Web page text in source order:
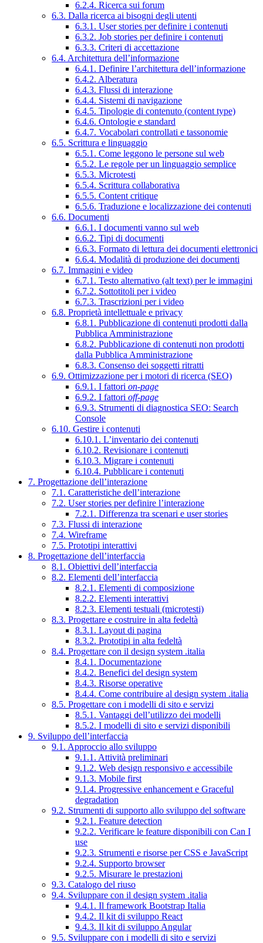
6.2.4. Ricerca sui forum
6.3. Dalla ricerca ai bisogni degli utenti
6.3.1. User stories per definire i contenuti
6.3.2. Job stories per definire i contenuti
6.3.3. Criteri di accettazione
6.4. Architettura dell’informazione
6.4.1. Definire l’architettura dell’informazione
6.4.2. Alberatura
6.4.3. Flussi di interazione
6.4.4. Sistemi di navigazione
6.4.5. Tipologie di contenuto (content type)
6.4.6. Ontologie e standard
6.4.7. Vocabolari controllati e tassonomie
6.5. Scrittura e linguaggio
6.5.1. Come leggono le persone sul web
6.5.2. Le regole per un linguaggio semplice
6.5.3. Microtesti
6.5.4. Scrittura collaborativa
6.5.5. Content critique
6.5.6. Traduzione e localizzazione dei contenuti
6.6. Documenti
6.6.1. I documenti vanno sul web
6.6.2. Tipi di documenti
6.6.3. Formato di lettura dei documenti elettronici
6.6.4. Modalità di produzione dei documenti
6.7. Immagini e video
6.7.1. Testo alternativo (alt text) per le immagini
6.7.2. Sottotitoli per i video
6.7.3. Trascrizioni per i video
6.8. Proprietà intellettuale e privacy
6.8.1. Pubblicazione di contenuti prodotti dalla
Pubblica Amministrazione
6.8.2. Pubblicazione di contenuti non prodotti
dalla Pubblica Amministrazione
6.8.3. Consenso dei soggetti ritratti
6.9. Ottimizzazione per i motori di ricerca (SEO)
6.9.1. I fattori on-page
6.9.2. I fattori off-page
6.9.3. Strumenti di diagnostica SEO: Search
Console
6.10. Gestire i contenuti
6.10.1. L’inventario dei contenuti
6.10.2. Revisionare i contenuti
6.10.3. Migrare i contenuti
6.10.4. Pubblicare i contenuti
7. Progettazione dell’interazione
7.1. Caratteristiche dell’interazione
7.2. User stories per definire l’interazione
7.2.1. Differenza tra scenari e user stories
7.3. Flussi di interazione
7.4. Wireframe
7.5. Prototipi interattivi
8. Progettazione dell’interfaccia
8.1. Obiettivi dell’interfaccia
8.2. Elementi dell’interfaccia
8.2.1. Elementi di composizione
8.2.2. Elementi interattivi
8.2.3. Elementi testuali (microtesti)
8.3. Progettare e costruire in alta fedeltà
8.3.1. Layout di pagina
8.3.2. Prototipi in alta fedeltà
8.4. Progettare con il design system .italia
8.4.1. Documentazione
8.4.2. Benefici del design system
8.4.3. Risorse operative
8.4.4. Come contribuire al design system .italia
8.5. Progettare con i modelli di sito e servizi
8.5.1. Vantaggi dell’utilizzo dei modelli
8.5.2. I modelli di sito e servizi disponibili
9. Sviluppo dell’interfaccia
9.1. Approccio allo sviluppo
9.1.1. Attività preliminari
9.1.2. Web design responsivo e accessibile
9.1.3. Mobile first
9.1.4. Progressive enhancement e Graceful
degradation
9.2. Strumenti di supporto allo sviluppo del software
9.2.1. Feature detection
9.2.2. Verificare le feature disponibili con Can I
use
9.2.3. Strumenti e risorse per CSS e JavaScript
9.2.4. Supporto browser
9.2.5. Misurare le prestazioni
9.3. Catalogo del riuso
9.4. Sviluppare con il design system .italia
9.4.1. Il framework Bootstrap Italia
9.4.2. Il kit di sviluppo React
9.4.3. Il kit di sviluppo Angular
9.5. Sviluppare con i modelli di sito e servizi